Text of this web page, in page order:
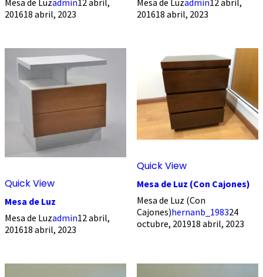
Mesa de Luzadmin12 abril,
201618 abril, 2023
Mesa de Luzadmin12 abril,
201618 abril, 2023
Quick View
Mesa de Luz
Mesa de Luzadmin12 abril,
201618 abril, 2023
Quick View
Mesa de Luz (Con Cajones)
Mesa de Luz (Con
Cajones)hernanb_198324
octubre, 201918 abril, 2023